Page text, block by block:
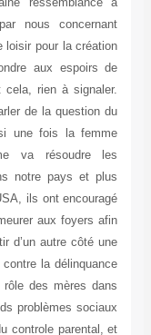
nous concernant
loisir pour la création
aux espoirs de
cela, rien à signaler.
de la question du
une fois la femme
va résoudre les
notre pays et plus
ils ont encouragé
aux foyers afin
d’un autre côté une
la délinquance
des mères dans
problèmes sociaux
controle parental, et